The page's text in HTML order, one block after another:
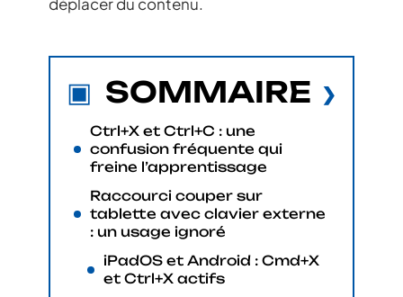
SOMMAIRE
Ctrl+X et Ctrl+C : une
confusion fréquente qui
freine l’apprentissage
Raccourci couper sur
tablette avec clavier externe
: un usage ignoré
iPadOS et Android : Cmd+X
et Ctrl+X actifs